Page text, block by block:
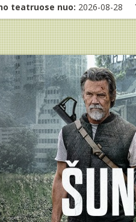
teatruose nuo: 2026-08-28